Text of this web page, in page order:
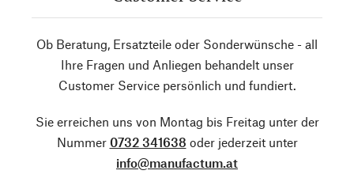
Ob Beratung, Ersatzteile oder Sonderwünsche - all
Ihre Fragen und Anliegen behandelt unser
Customer Service persönlich und fundiert.
Sie erreichen uns von Montag bis Freitag unter der
Nummer 0732 341638 oder jederzeit unter
info@manufactum.at